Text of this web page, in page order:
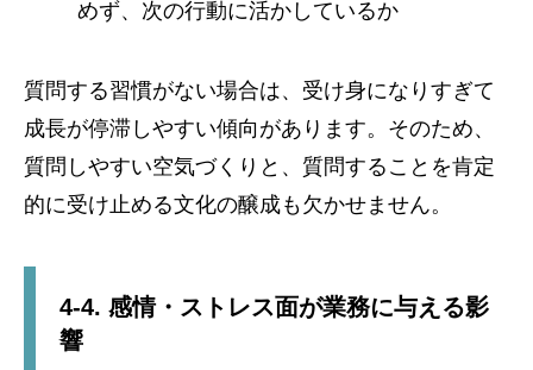
めず、次の行動に活かしているか
質問する習慣がない場合は、受け身になりすぎて
成長が停滞しやすい傾向があります。そのため、
質問しやすい空気づくりと、質問することを肯定
的に受け止める文化の醸成も欠かせません。
4-4. 感情・ストレス面が業務に与える影
響